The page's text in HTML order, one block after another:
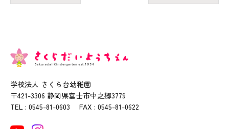
学校法人 さくら台幼稚園
〒421-3306 静岡県富士市中之郷3779
TEL : 0545-81-0603 FAX : 0545-81-0622